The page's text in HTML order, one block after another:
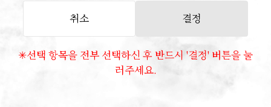
✳︎선택 항목을 전부 선택하신 후 반드시 '결정' 버튼을 눌
러주세요.